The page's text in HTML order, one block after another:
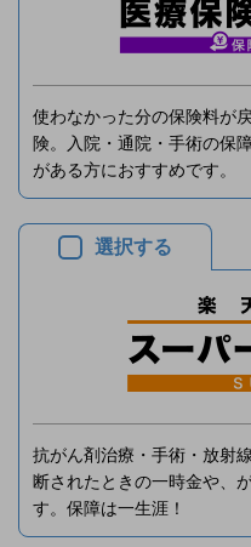
使わなかった分の保険料が
険。入院・通院・手術の保
がある方におすすめです。
選択する
抗がん剤治療・手術・放射
断されたときの一時金や、
す。保障は一生涯！